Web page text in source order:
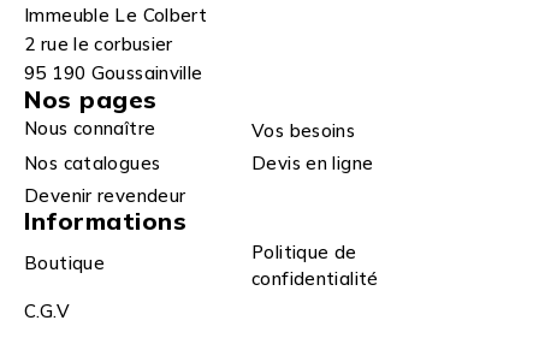
Immeuble Le Colbert
2 rue le corbusier
95 190 Goussainville
Nos pages
Nous connaître
Vos besoins
Nos catalogues
Devis en ligne
Devenir revendeur
Informations
Boutique
Politique de
confidentialité
C.G.V